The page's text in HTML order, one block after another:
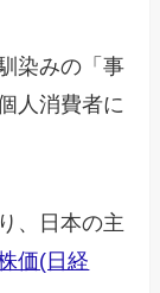
染みの「事
人消費者に
、日本の主
価(日経